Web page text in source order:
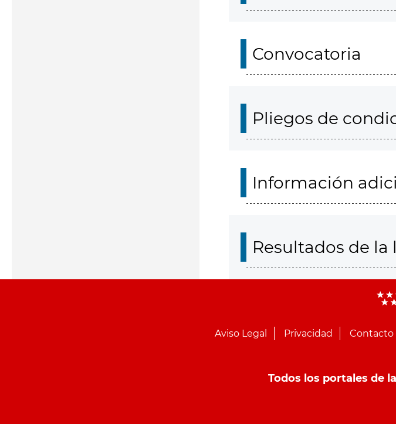
Convocatoria
Pliegos de
Información
Resultados de
Aviso Legal Privacidad Contacto
Todos los portales de